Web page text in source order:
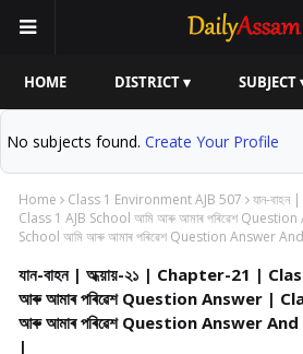
HOME DISTRICT ▾ SUBJECT
No subjects found. Create Your Profile
Home Class 1 Environment AJB 507
যান-
Class 1 AJB School আমি আৰু আমাৰ পৰিৱেশ
School আমি আৰু আমাৰ পৰিৱেশ Question Answer
যান-বাহন | অধ্য়ায়-২১ | Chapter-21 |
আৰু আমাৰ পৰিৱেশ Question Answer |
আৰু আমাৰ পৰিৱেশ Question Answer
|